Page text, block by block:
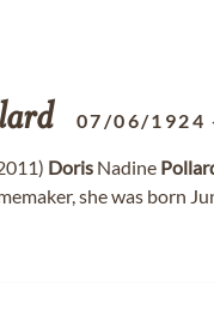
07/06/1924
Doris Nadine
she was born